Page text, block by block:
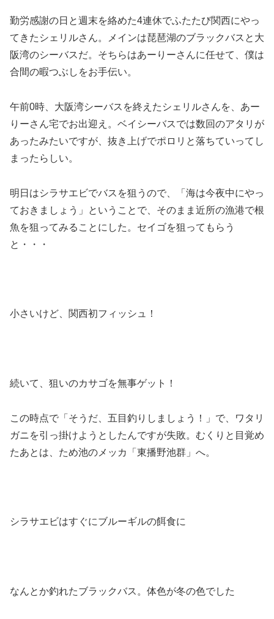
勤労感謝の日と週末を絡めた4連休でふたたび関西にやっ
てきたシェリルさん。メインは琵琶湖のブラックバスと大
阪湾のシーバスだ。そちらはあーりーさんに任せて、僕は
合間の暇つぶしをお手伝い。
午前0時、大阪湾シーバスを終えたシェリルさんを、あー
りーさん宅でお出迎え。ベイシーバスでは数回のアタリが
あったみたいですが、抜き上げでポロリと落ちていってし
まったらしい。
明日はシラサエビでバスを狙うので、「海は今夜中にやっ
ておきましょう」ということで、そのまま近所の漁港で根
魚を狙ってみることにした。セイゴを狙ってもらう
と・・・
小さいけど、関西初フィッシュ！
続いて、狙いのカサゴを無事ゲット！
この時点で「そうだ、五目釣りしましょう！」で、ワタリ
ガニを引っ掛けようとしたんですが失敗。むくりと目覚め
たあとは、ため池のメッカ「東播野池群」へ。
シラサエビはすぐにブルーギルの餌食に
なんとか釣れたブラックバス。体色が冬の色でした